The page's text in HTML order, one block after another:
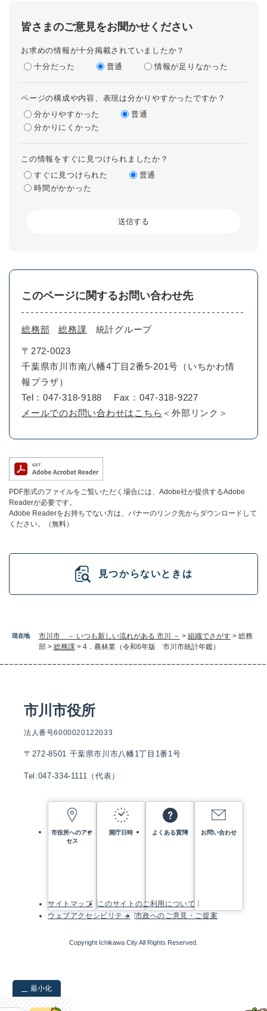
現在地 市川市 － いつも新しい流れがある 市川 － > 組織でさがす > 総務
部 > 総務課 > 4．農林業（令和6年版 市川市統計年鑑）
皆さまのご意見をお聞かせください
お求めの情報が十分掲載されていましたか？
十分だった
普通 情報が足りなかった
ページの構成や内容、表現は分かりやすかったですか？
分かりやすかった
普通
分かりにくかった
この情報をすぐに見つけられましたか？
すぐに見つけられた
普通
時間がかかった
このページに関するお問い合わせ先
総務部 総務課 統計グループ
〒272-0023
千葉県市川市南八幡4丁目2番5-201号（いちかわ情
報プラザ）
Tel：047-318-9188
Fax：047-318-9227
メールでのお問い合わせはこちら ＜外部リンク＞
PDF形式のファイルをご覧いただく場合には、Adobe社が提供するAdobe
Readerが必要です。
Adobe Readerをお持ちでない方は、バナーのリンク先からダウンロードして
ください。（無料）
見つからないときは
市川市役所
法人番号6000020122033
〒272-8501 千葉県市川市八幡1丁目1番1号
Tel:047-334-1111（代表）
市役所へのアク
セス
開庁日時 よくある質問 お問い合わせ
サイトマップ
このサイトのご利用について
ウェブアクセシビリティ
市政へのご意見・ご提案
Copyright Ichikawa City All Rights Reserved.
最小化